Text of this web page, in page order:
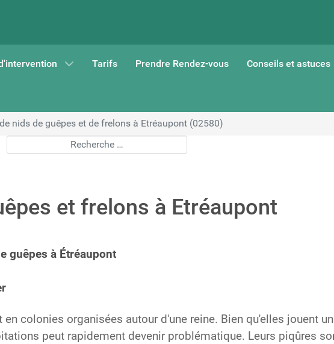
Tarifs Prendre Rendez-vous Conseils et astuces
nids de guêpes et de frelons à Etréaupont (02580)
et frelons à Etréaupont
guêpes à Étréaupont
colonies organisées autour d'une reine. Bien qu'elles jouent
peut rapidement devenir problématique. Leurs piqûres